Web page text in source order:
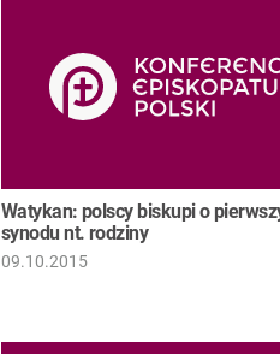
09.10.2015
Watykan: polscy biskupi o
synodu nt. rodziny